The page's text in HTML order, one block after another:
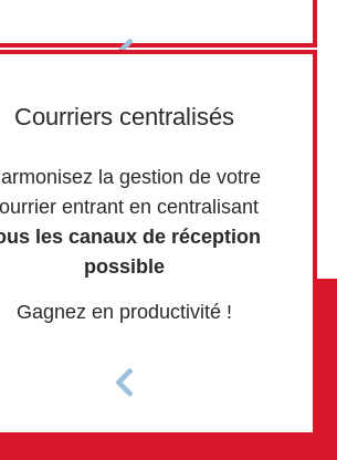
Courriers centralisés
la gestion de votre
entrant en centralisant
les canaux de réception
possible
Gagnez en productivité !